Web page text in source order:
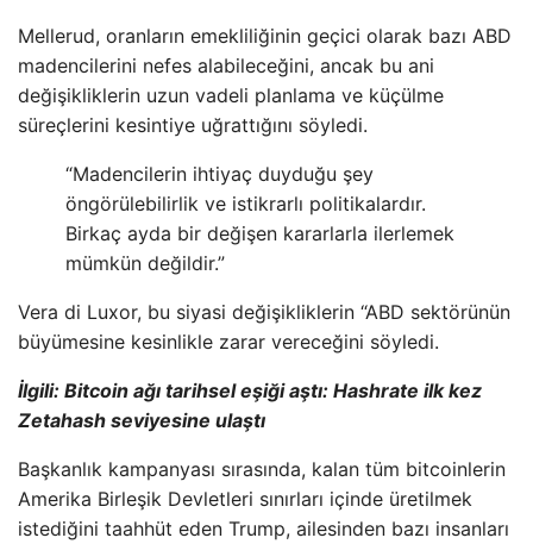
Mellerud, oranların emekliliğinin geçici olarak bazı ABD
madencilerini nefes alabileceğini, ancak bu ani
değişikliklerin uzun vadeli planlama ve küçülme
süreçlerini kesintiye uğrattığını söyledi.
“Madencilerin ihtiyaç duyduğu şey
öngörülebilirlik ve istikrarlı politikalardır.
Birkaç ayda bir değişen kararlarla ilerlemek
mümkün değildir.”
Vera di Luxor, bu siyasi değişikliklerin “ABD sektörünün
büyümesine kesinlikle zarar vereceğini söyledi.
İlgili: Bitcoin ağı tarihsel eşiği aştı: Hashrate ilk kez
Zetahash seviyesine ulaştı
Başkanlık kampanyası sırasında, kalan tüm bitcoinlerin
Amerika Birleşik Devletleri sınırları içinde üretilmek
istediğini taahhüt eden Trump, ailesinden bazı insanları